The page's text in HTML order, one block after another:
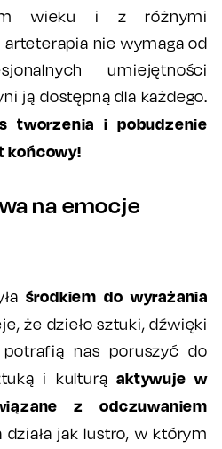
wieku i z różnymi
nie wymaga od
umiejętności
ją dostępną dla każdego.
tworzenia i pobudzenie
końcowy!
na emocje
środkiem do wyrażania
że dzieło sztuki, dźwięki
nas poruszyć do
i kulturąaktywuje w
z odczuwaniem
działa jak lustro, w którym